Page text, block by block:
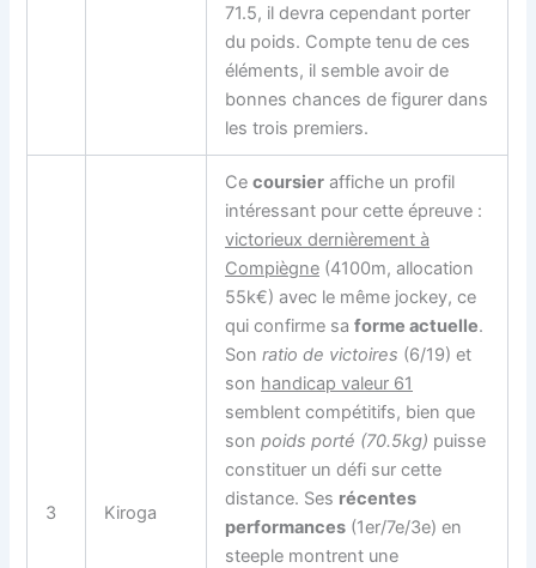
71.5, il devra cependant porter
du poids. Compte tenu de ces
éléments, il semble avoir de
bonnes chances de figurer dans
les trois premiers.
3 Kiroga
Cecoursier affiche un profil
intéressant pour cette épreuve :
victorieux dernièrement à
Compiègne (4100m, allocation
55k€) avec le même jockey, ce
qui confirme saforme actuelle.
Sonratio de victoires (6/19) et
son handicap valeur 61
semblent compétitifs, bien que
sonpoids porté (70.5kg) puisse
constituer un défi sur cette
distance. Ses récentes
performances (1er/7e/3e) en
steeple montrent une